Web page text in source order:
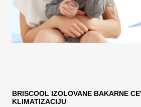
BRISCOOL IZOLOVANE BAKARNE
KLIMATIZACIJU